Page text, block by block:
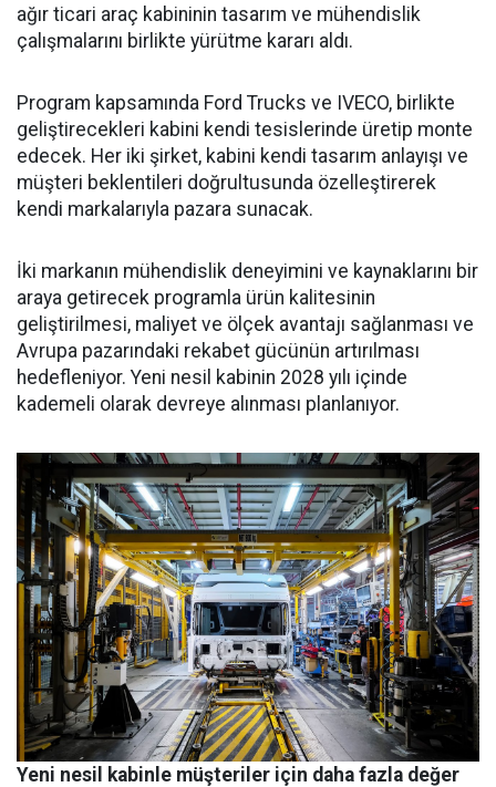
ağır ticari araç kabininin tasarım ve mühendislik
çalışmalarını birlikte yürütme kararı aldı.
Program kapsamında Ford Trucks ve IVECO, birlikte
geliştirecekleri kabini kendi tesislerinde üretip monte
edecek. Her iki şirket, kabini kendi tasarım anlayışı ve
müşteri beklentileri doğrultusunda özelleştirerek
kendi markalarıyla pazara sunacak.
İki markanın mühendislik deneyimini ve kaynaklarını bir
araya getirecek programla ürün kalitesinin
geliştirilmesi, maliyet ve ölçek avantajı sağlanması ve
Avrupa pazarındaki rekabet gücünün artırılması
hedefleniyor. Yeni nesil kabinin 2028 yılı içinde
kademeli olarak devreye alınması planlanıyor.
Yeni nesil kabinle müşteriler için daha fazla değer